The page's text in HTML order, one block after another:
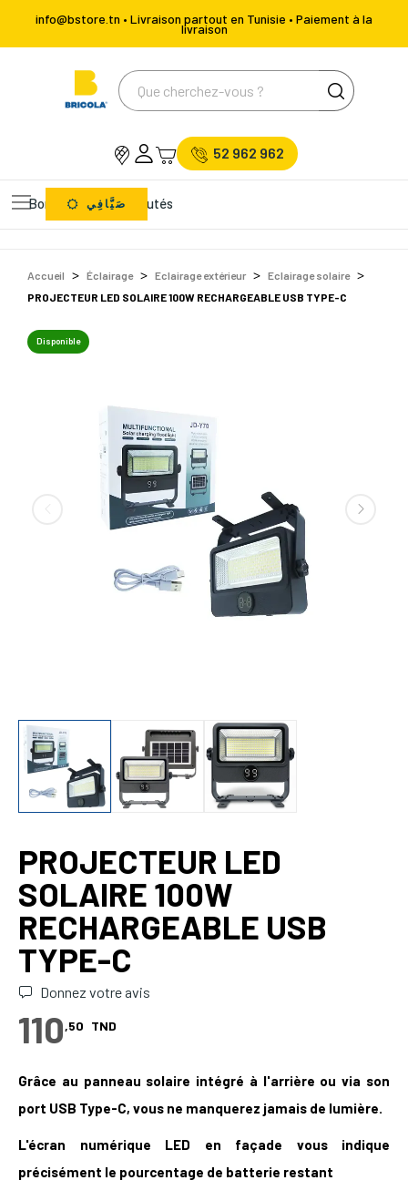
info@bstore.tn • Livraison partout en Tunisie • Paiement à la
livraison
52 962 962
Bons Plans Nouveautés
صَيَّافِي
Accueil Éclairage Eclairage extérieur
Eclairage solaire
PROJECTEUR LED SOLAIRE 100W RECHARGEABLE USB TYPE-C
Disponible
PROJECTEUR LED
SOLAIRE 100W
RECHARGEABLE USB
TYPE-C
Donnez votre avis
110,50 TND
Grâce au panneau solaire intégré à l'arrière ou via son
port USB Type-C, vous ne manquerez jamais de lumière.
L'écran numérique LED en façade vous indique
précisément le pourcentage de batterie restant